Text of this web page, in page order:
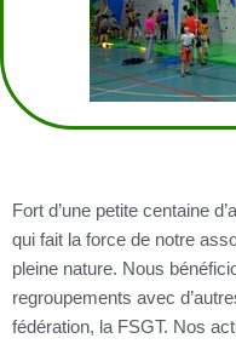
Fort d’une petite centaine
qui fait la force de notre
pleine nature. Nous
regroupements avec
fédération, la FSGT. Nos